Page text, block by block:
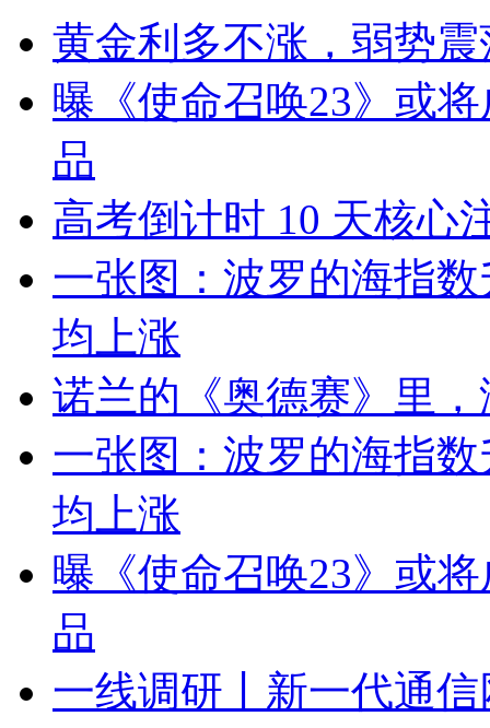
黄金利多不涨，弱势
曝《使命召唤23》或
品
高考倒计时 10 天核心
一张图：波罗的海指
均上涨
诺兰的《奥德赛》里
一张图：波罗的海指
均上涨
曝《使命召唤23》或
品
一线调研丨新一代通